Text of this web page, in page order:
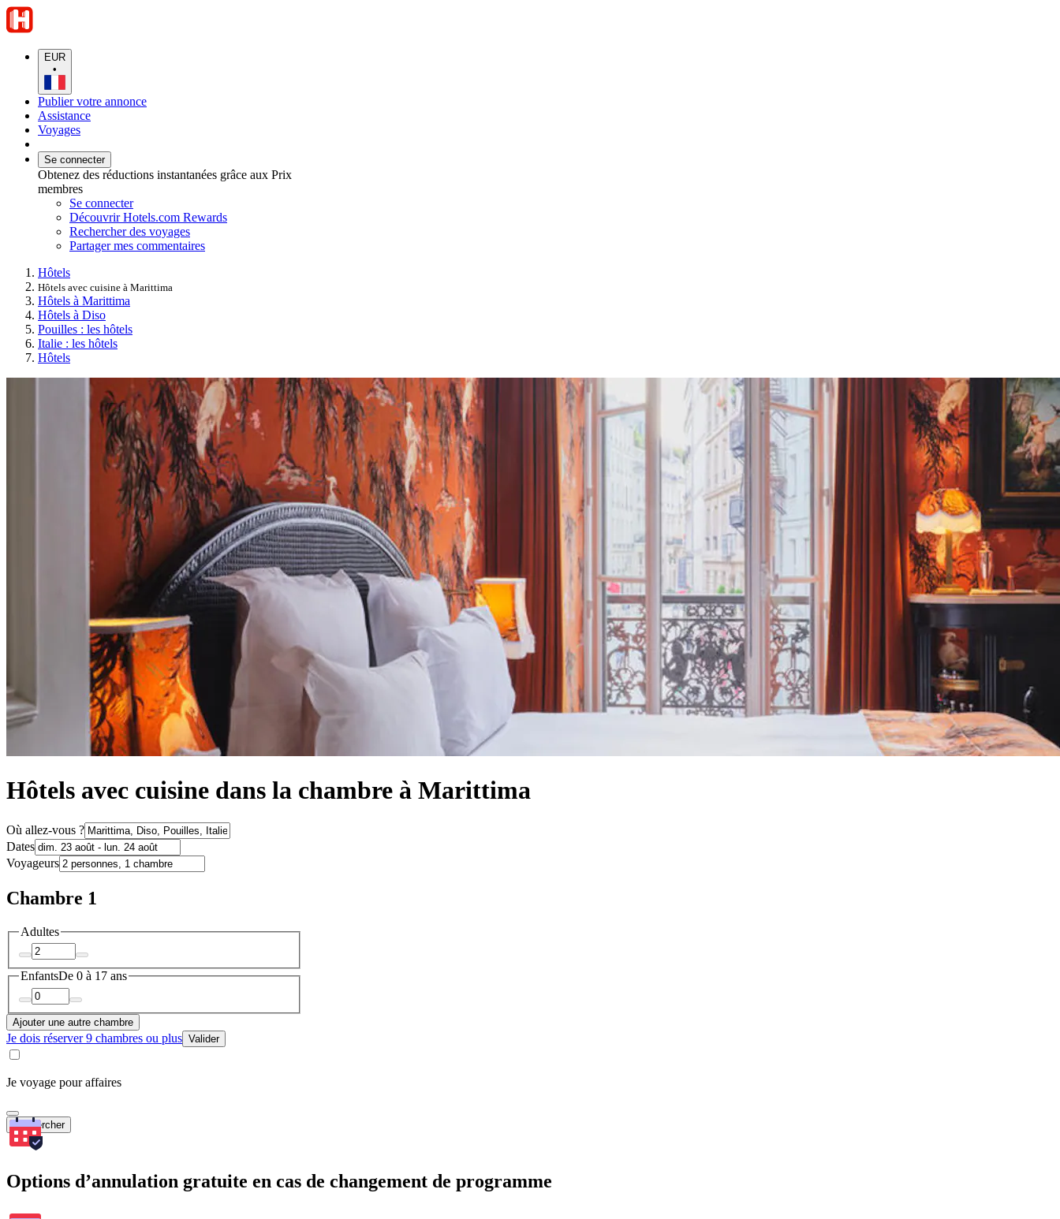
EUR
•
Publier votre annonce
Assistance
Voyages
Se connecter
Obtenez des réductions instantanées grâce aux Prix
membres
Se connecter
Découvrir Hotels.com Rewards
Rechercher des voyages
Partager mes commentaires
Hôtels
Hôtels avec cuisine à Marittima
Hôtels à Marittima
Hôtels à Diso
Pouilles : les hôtels
Italie : les hôtels
Hôtels
Hôtels avec cuisine dans la chambre à Marittima
Où allez-vous ?
Dates
Voyageurs
Chambre 1
Adultes
EnfantsDe 0 à 17 ans
Ajouter une autre chambre
Je dois réserver 9 chambres ou plus Valider
Je voyage pour affaires
Rechercher
Options d’annulation gratuite en cas de changement de programme